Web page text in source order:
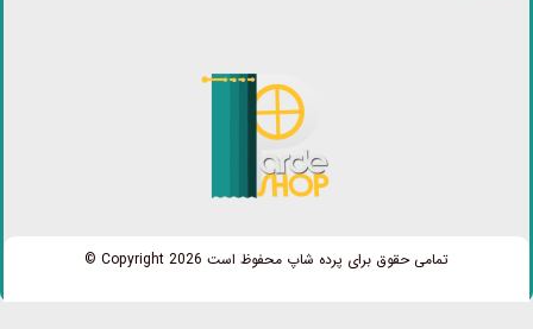
تمامی حقوق برای پرده شاپ محفوظ است Copyright 2026 ©